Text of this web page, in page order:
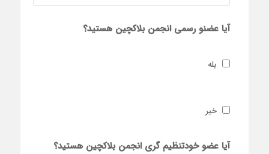
آیا عضنو رسمی انجمن بلاکچین هستید؟
بله
خیر
آیا عضو خودتنظیم گری انجمن بلاکچین هستید؟